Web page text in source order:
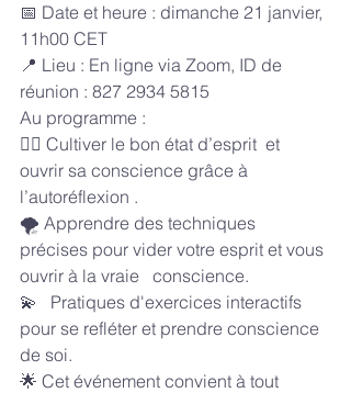
📅 Date et heure : dimanche 21 janvier,
11h00 CET
📍 Lieu : En ligne via Zoom, ID de
réunion : 827 2934 5815
Au programme :
🧘‍♀️ Cultiver le bon état d’esprit  et
ouvrir sa conscience grâce à
l’autoréflexion .
🌪️ Apprendre des techniques
précises pour vider votre esprit et vous
ouvrir à la vraie   conscience.
💫   Pratiques d'exercices interactifs
pour se refléter et prendre conscience
de soi.
🌟 Cet événement convient à tout